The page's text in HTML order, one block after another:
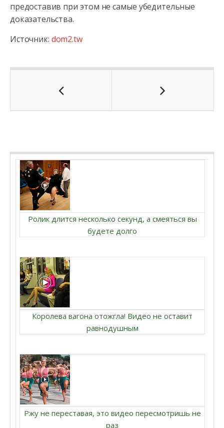
предоставив при этом не самые убедительные
доказательства.
Источник: dom2.tw
Ролик длится несколько секунд, а смеяться вы
будете долго
Королева вагона отожгла! Видео не оставит
равнодушным
Ржу не переставая, это видео пересмотришь не
раз